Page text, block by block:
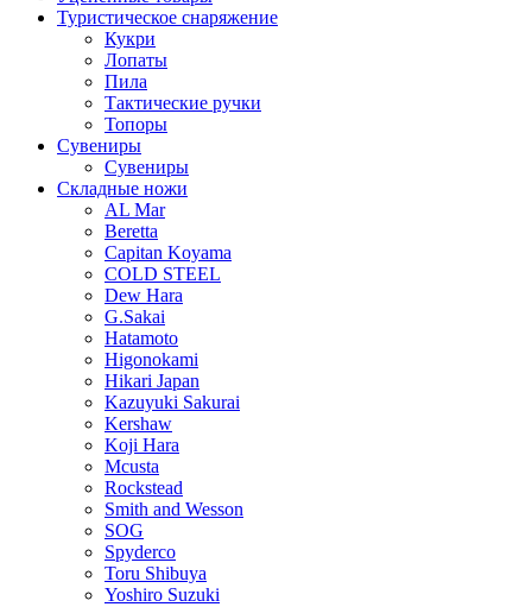
Туристическое снаряжение
Кукри
Лопаты
Пила
Тактические ручки
Топоры
Сувениры
Сувениры
Складные ножи
AL Mar
Beretta
Capitan Koyama
COLD STEEL
Dew Hara
G.Sakai
Hatamoto
Higonokami
Hikari Japan
Kazuyuki Sakurai
Kershaw
Koji Hara
Mcusta
Rockstead
Smith and Wesson
SOG
Spyderco
Toru Shibuya
Yoshiro Suzuki